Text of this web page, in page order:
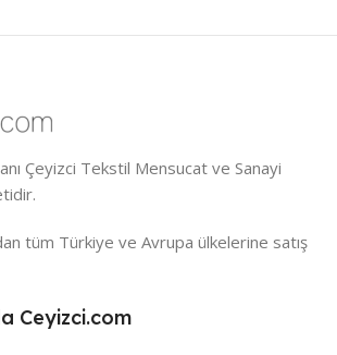
Çeyizci Tekstil Mensucat ve Sanayi
tüm Türkiye ve Avrupa ülkelerine satış
Ceyizci.com